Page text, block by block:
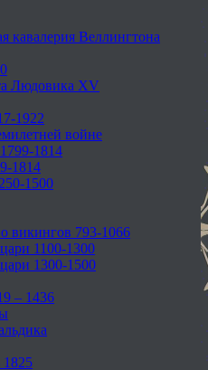
кавалерия Веллингтона
Людовика XV
1922
войне
1814
1814
1500
викингов 793-1066
1100-1300
1300-1500
– 1436
1825